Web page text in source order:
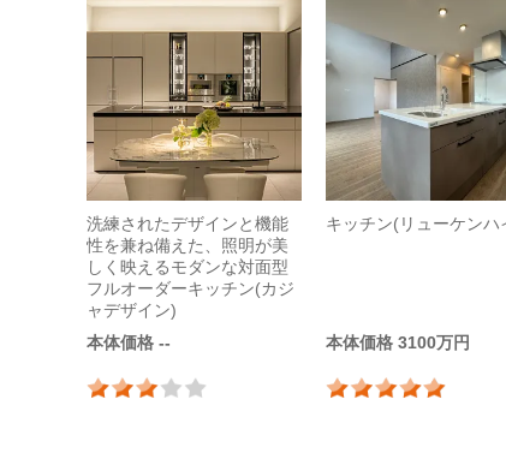
洗練されたデザインと機能
性を兼ね備えた、照明が美
しく映えるモダンな対面型
フルオーダーキッチン(カジ
ャデザイン)
本体価格 --
キッチン(リューケンハ
本体価格 3100万円